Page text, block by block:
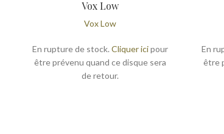
Vox Low
Vox Low
En rupture de stock.Cliquer icipour
être prévenu quand ce disque sera
de retour.
En
être